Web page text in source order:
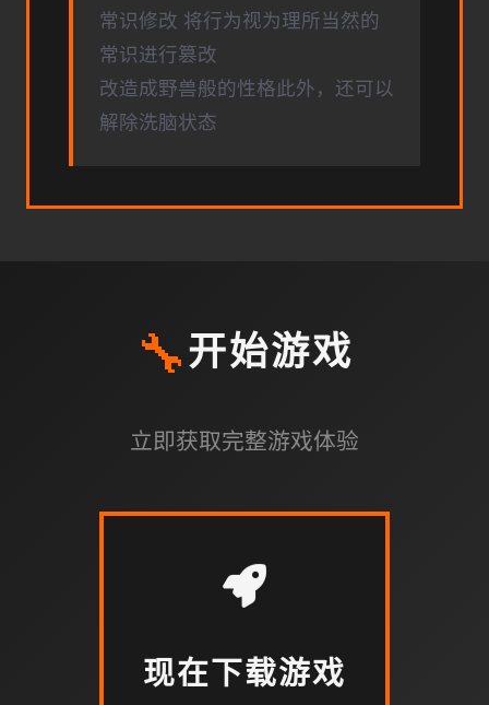
常识修改 将行为视为理所当然的
常识进行篡改
改造成野兽般的性格此外，还可以
解除洗脑状态
🔧开始游戏
立即获取完整游戏体验
现在下载游戏